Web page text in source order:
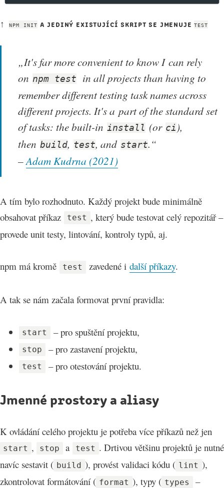
npm init a jediný existující skript se jmenuje test
„It's far more convenient to know I can rely
on npm test
in all projects than having to
remember different testing task names across
different projects. It's a part of the standard set
of tasks: the built-in install (or ci ),
then build, test, and start.“
–Adam Kudrna (2021)
A tím bylo rozhodnuto. Každý projekt bude minimálně
obsahovat příkaz
test , který bude testovat celý repozitář –
provede unit testy, lintování, kontroly typů, aj.
npm má kromě test zavedené i další příkazy.
A tak se nám začala formovat první pravidla:
start – pro spuštění projektu,
stop – pro zastavení projektu,
test – pro otestování projektu.
Jmenné prostory a aliasy
K ovládání celého projektu je potřeba více příkazů než jen
start , stop a test . Drtivou většinu projektů je nutné
navíc sestavit ( build ), provést validaci kódu ( lint ),
zkontrolovat formátování ( format ), typy ( types
–